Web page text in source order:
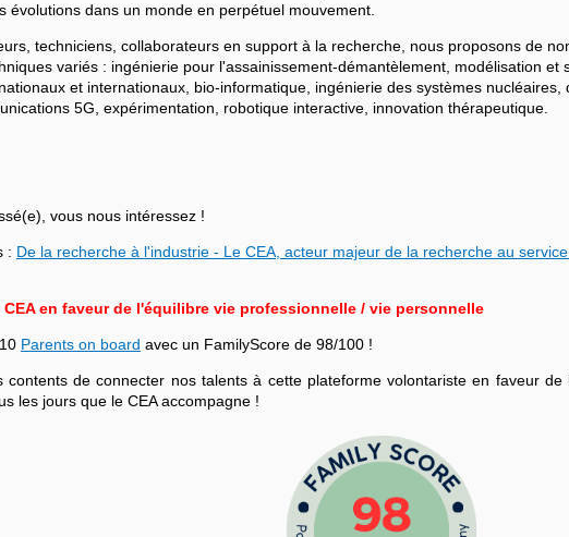
évolutions dans un monde en perpétuel mouvement.
techniciens, collaborateurs en support à la recherche, nous proposons de
variés : ingénierie pour l'assainissement-démantèlement, modélisation
et internationaux, bio-informatique, ingénierie des systèmes
5G, expérimentation, robotique interactive, innovation thérapeutique.
vous nous intéressez !
: De la recherche à l'industrie - Le CEA, acteur majeur de la recherche au
en faveur de l'équilibre vie professionnelle / vie personnelle
Parents on board avec un FamilyScore de 98/100 !
contents de connecter nos talents à cette plateforme volontariste en faveur
les jours que le CEA accompagne !